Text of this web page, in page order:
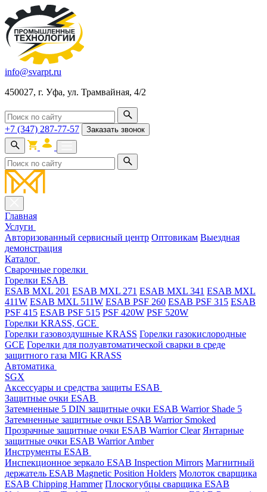
info@svarpt.ru
450027, г. Уфа, ул. Трамвайная, 4/2
+7 (347) 287-77-57 Заказать звонок
Главная
Услуги
Авторизованный сервисный центр Оптовикам Выездная
демонстрация
Каталог
Cварочные горелки
Горелки ESAB
ESAB MXL 201 ESAB MXL 271 ESAB MXL 341 ESAB MXL
411W ESAB MXL 511W ESAB PSF 260 ESAB PSF 315 ESAB
PSF 415 ESAB PSF 515 PSF 420W PSF 520W
Горелки KRASS, GCE
Горелки газовоздушные KRASS Горелки газокислородные
GCE Горелки для полуавтоматической сварки в среде
защитного газа MIG KRASS
Автоматика
SGX
Аксессуары и средства защиты ESAB
Защитные очки ESAB
Затемненные 5 DIN защитные очки ESAB Warrior Shade 5
Затемненные защитные очки ESAB Warrior Smoked
Прозрачные защитные очки ESAB Warrior Clear Янтарные
защитные очки ESAB Warrior Amber
Инструменты ESAB
Инспекционное зеркало ESAB Inspection Mirrors Магнитный
держатель ESAB Magnetic Position Holders Молоток сварщика
ESAB Chipping Hammer Плоскогубцы сварщика ESAB